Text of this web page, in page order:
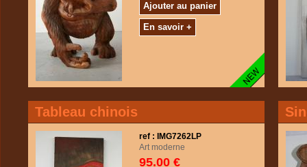
Ajouter au panier
En savoir +
Tableau chinois
ref : IMG7262LP
Art moderne
95.00 €